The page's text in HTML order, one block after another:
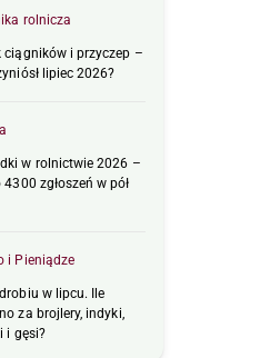
rolnicza
ciągników i przyczep –
lipiec 2026?
w rolnictwie 2026 –
4300 zgłoszeń w pół
i Pieniądze
w lipcu. Ile
za brojlery, indyki,
i gęsi?